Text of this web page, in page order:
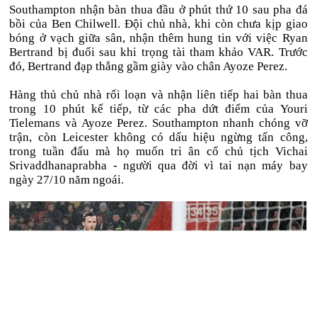
Southampton nhận bàn thua đầu ở phút thứ 10 sau pha đá
bồi của Ben Chilwell. Đội chủ nhà, khi còn chưa kịp giao
bóng ở vạch giữa sân, nhận thêm hung tin với việc Ryan
Bertrand bị đuổi sau khi trọng tài tham khảo VAR. Trước
đó, Bertrand đạp thẳng gầm giày vào chân Ayoze Perez.
Hàng thủ chủ nhà rối loạn và nhận liên tiếp hai bàn thua
trong 10 phút kế tiếp, từ các pha dứt điểm của Youri
Tielemans và Ayoze Perez. Southampton nhanh chóng vỡ
trận, còn Leicester không có dấu hiệu ngừng tấn công,
trong tuần đấu mà họ muốn tri ân cố chủ tịch Vichai
Srivaddhanaprabha - người qua đời vì tai nạn máy bay
ngày 27/10 năm ngoái.